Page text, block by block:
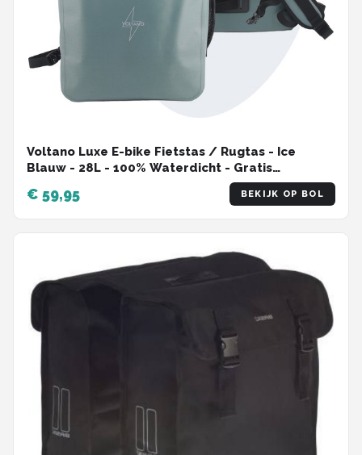
Voltano Luxe E-bike Fietstas / Rugtas - Ice
Blauw - 28L - 100% Waterdicht - Gratis
Schouderband - Met Groot Laptop Vak
€ 59,95 BEKIJK OP BOL